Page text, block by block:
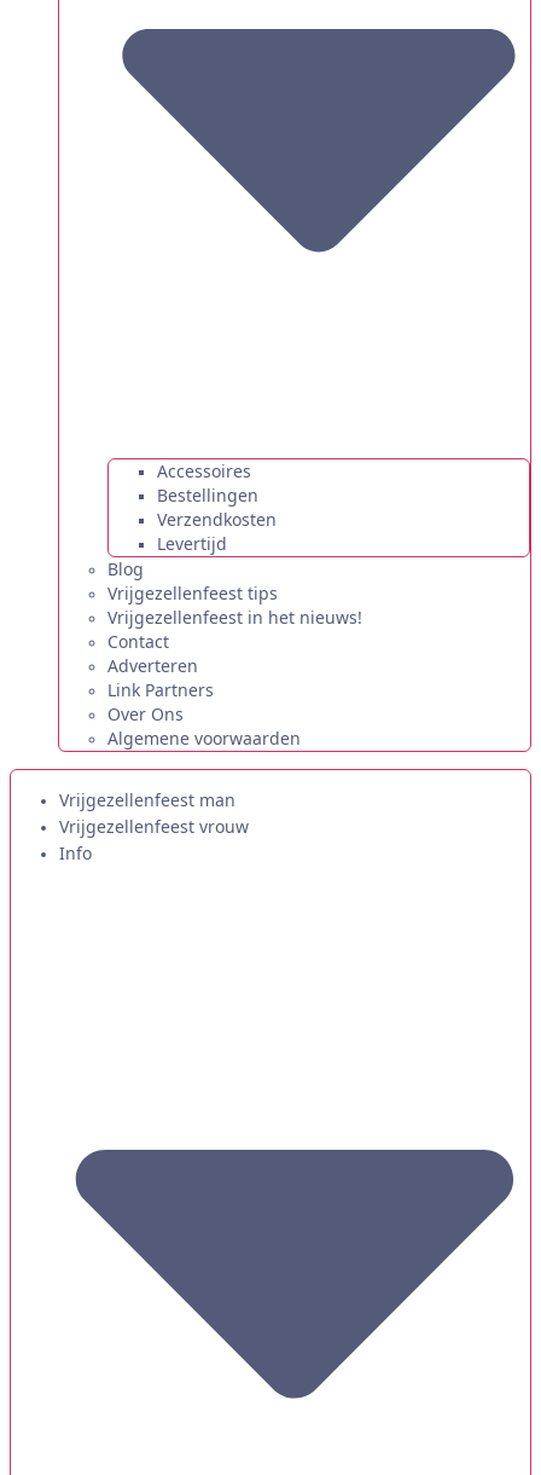
Accessoires
Bestellingen
Verzendkosten
Levertijd
Blog
Vrijgezellenfeest tips
Vrijgezellenfeest in het nieuws!
Contact
Adverteren
Link Partners
Over Ons
Algemene voorwaarden
Vrijgezellenfeest man
Vrijgezellenfeest vrouw
Info